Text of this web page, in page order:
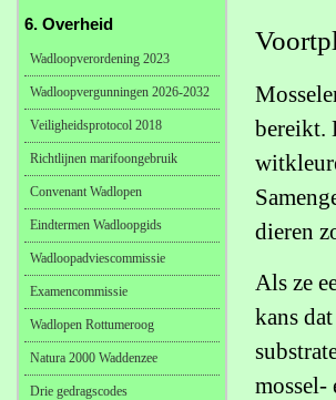
bereikt.
dieren
Als ze
kans
mossel-
6. Overheid
Wadloopverordening 2023
Wadloopvergunningen 2026-2032
Veiligheidsprotocol 2018
Richtlijnen marifoongebruik
Convenant Wadlopen
Eindtermen Wadloopgids
Wadloopadviescommissie
Examencommissie
Wadlopen Rottumeroog
Natura 2000 Waddenzee
Drie gedragscodes